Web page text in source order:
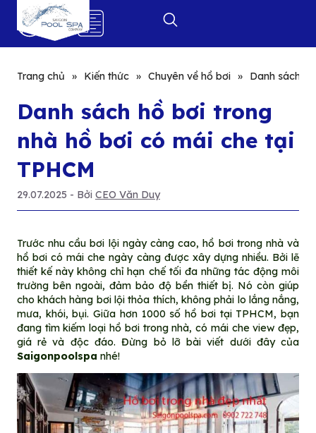
0
Trang chủ » Kiến thức » Chuyên về hồ bơi » Danh sách
Danh sách hồ bơi trong
nhà hồ bơi có mái che tại
TPHCM
29.07.2025 - Bởi CEO Văn Duy
Trước nhu cầu bơi lội ngày càng cao, hồ bơi trong nhà và
hồ bơi có mái che ngày càng được xây dựng nhiều. Bởi lẽ
thiết kế này không chỉ hạn chế tối đa những tác động môi
trường bên ngoài, đảm bảo độ bền thiết bị. Nó còn giúp
cho khách hàng bơi lội thỏa thích, không phải lo lắng nắng,
mưa, khói, bụi. Giữa hơn 1000 số hồ bơi tại TPHCM, bạn
đang tìm kiếm loại hồ bơi trong nhà, có mái che view đẹp,
giá rẻ và độc đáo. Đừng bỏ lỡ bài viết dưới đây của
Saigonpoolspa nhé!